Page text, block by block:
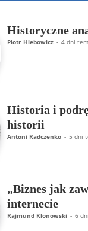
Historyczne
Piotr Hlebowicz - 4 dni
Historia i
historii
Antoni Radczenko - 5 dni
„Biznes jak
internecie
Rajmund Klonowski - 6